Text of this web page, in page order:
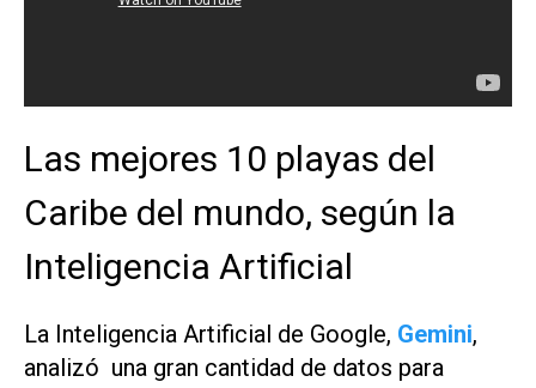
Las mejores 10 playas del
Caribe del mundo, según la
Inteligencia Artificial
La Inteligencia Artificial de Google, Gemini,
analizó una gran cantidad de datos para